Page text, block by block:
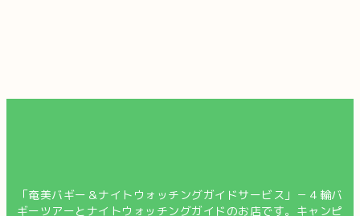
「奄美バギー＆ナイトウォッチングガイドサービス」－４輪バ
ギーツアーとナイトウォッチングガイドのお店です。キャンピ